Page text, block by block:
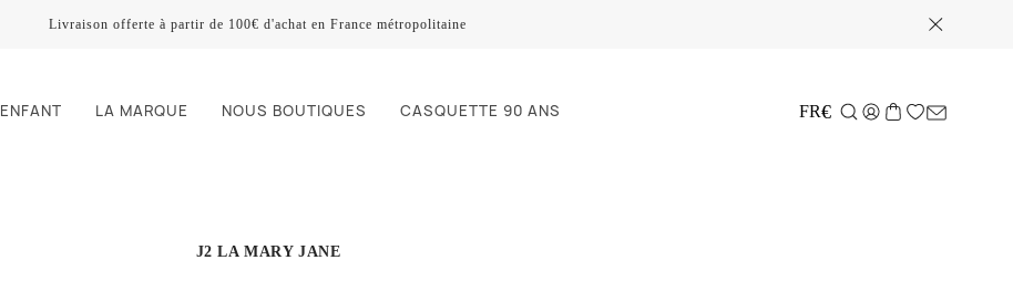
Livraison offerte à partir de 100€ d'achat en France métropolitaine
ENFANT LA MARQUE NOUS BOUTIQUES CASQUETTE 90 ANS FR€
J2 LA MARY JANE